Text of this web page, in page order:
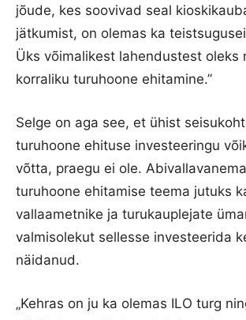
jõude, kes soovivad seal
jätkumist, on olemas ka
Üks võimalikest lahendustest oleks
korraliku turuhoone ehitamine.”
Selge on aga see, et ühist
turuhoone ehituse investeeringu
võtta, praegu ei ole.
turuhoone ehitamise teema jutuks
vallaametnike ja turukauplejate
valmisolekut sellesse investeerida
näidanud.
„Kehras on ju ka olemas ILO turg